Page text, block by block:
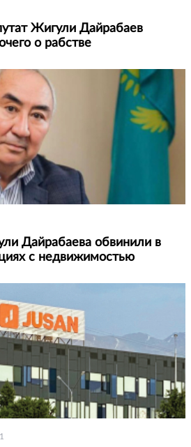
Жигули Дайрабаев
о рабстве
Дайрабаева обвинили в
с недвижимостью